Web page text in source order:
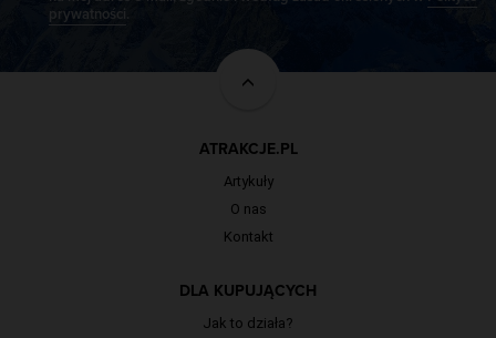
prywatności.
ATRAKCJE.PL
Artykuły
O nas
Kontakt
DLA KUPUJĄCYCH
Jak to działa?